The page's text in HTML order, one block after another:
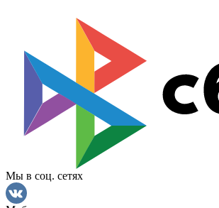
Мы в соц. сетях